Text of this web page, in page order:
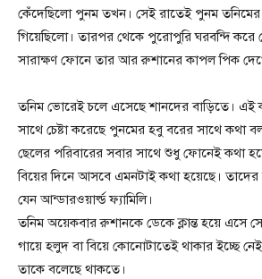
কেঁদেছিলো পুনম তখন। সেই রাতেই পুনম তনিমের
গিয়েছিলো। তারপর থেকে পুরোপুরি ঘরবন্দি করে
সারাক্ষণ ফোনে তার আর রুশানের কাপল পিক
তনিম ভোরেই চলে এসেছে শানদের বাড়িতে। এই
সাথে চেষ্টা করেছে পুনমের হবু বরের সাথে কথা
ছেলের পরিবারের সবার সাথে শুধু ফোনেই কথা
বিয়ের দিনে আসবে এমনটাই কথা হয়েছে।
যেন আন্ডারওয়ার্ল্ড ফ্যামিলি।
তনিম অয়েকবার রুশানকে ডেকে ক্লান্ত হয়ে এসে
গায়ে হলুদ বা বিয়ে কোনোটাতেই থাকার ইচ্ছে
তাকে বলেছে থাকতে।